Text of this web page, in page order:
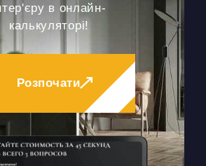
в онлайн-
калькуляторі!
Розпочати